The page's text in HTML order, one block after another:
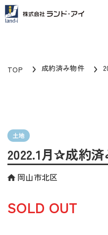
TOP 成約済み物件
土地
2022.1月✰成約
岡山市北区
SOLD OUT